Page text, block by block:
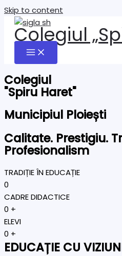
Skip to content
Colegiul
Colegiul
"Spiru Haret"
Municipiul Ploiești
Calitate. Prestigiu.
Profesionalism
TRADIȚIE ÎN EDUCAȚIE
0
CADRE DIDACTICE
0 +
ELEVI
0 +
EDUCAȚIE CU